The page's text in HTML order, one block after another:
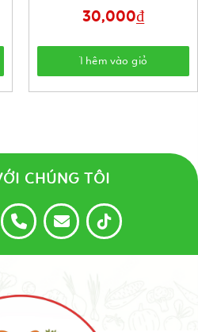
30,000₫
Thêm vào giỏ
CHÚNG TÔI